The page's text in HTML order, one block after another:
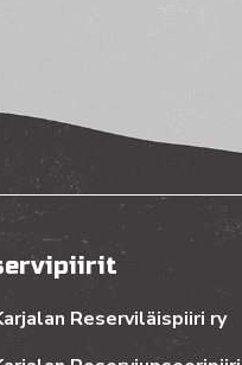
Reserviläispiiri ry